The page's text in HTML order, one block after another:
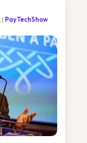
PayTechShow